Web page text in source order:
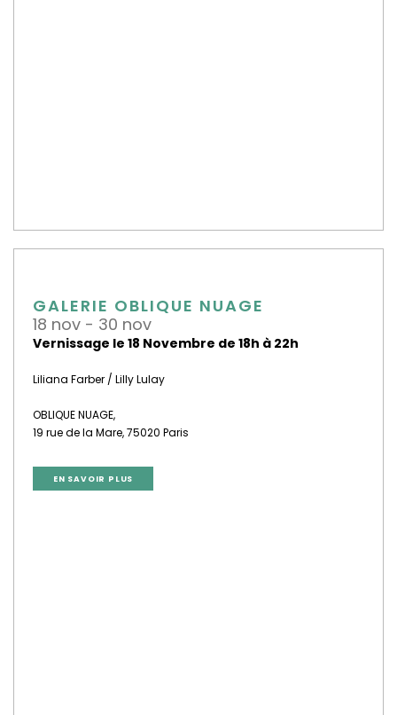
GALERIE OBLIQUE NUAGE
18 nov - 30 nov
Vernissage le 18 Novembre de 18h à 22h
Liliana Farber / Lilly Lulay
OBLIQUENUAGE,
19 rue de la Mare, 75020 Paris
EN SAVOIR PLUS